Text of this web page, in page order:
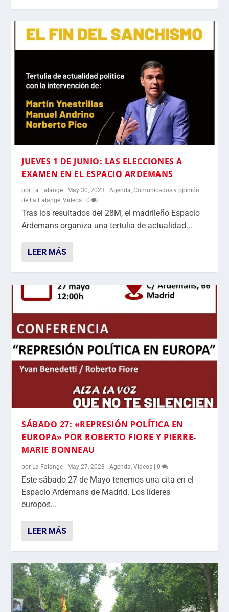
JUEVES 1 DE JUNIO: LAS ELECCIONES A
EXAMEN EN EL ESPACIO ARDEMANS
por La Falange | May 30, 2023 |Agenda ,Comunicados y opinión
de La Falange ,Vídeos |0
Tras los resultados del 28M, el madrileño Espacio
Ardemans organiza una tertulia de actualidad...
LEER MÁS
SÁBADO 27: «REPRESIÓN POLÍTICA EN
EUROPA» POR ROBERTO FIORE Y PIERRE-
MARIE BONNEAU
por La Falange May 27, 2023 |Agenda,Vídeos |0
Este sábado 27 de Mayo tenemos una cita en el
Espacio Ardemans de Madrid. Los líderes
europos...
LEER MÁS